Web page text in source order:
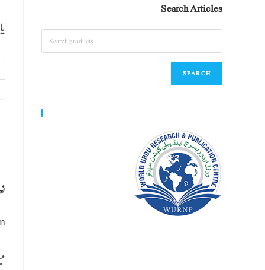
Search Articles
SEARCH